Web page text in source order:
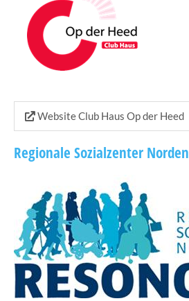
Website Club Haus Op der Heed
Regionale Sozialzenter Norden